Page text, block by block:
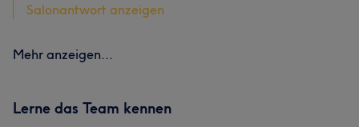
Salonantwort anzeigen
Mehr anzeigen...
Lerne das Team kennen